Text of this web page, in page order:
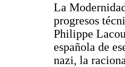
La
progresos
Philippe
española de
nazi, la